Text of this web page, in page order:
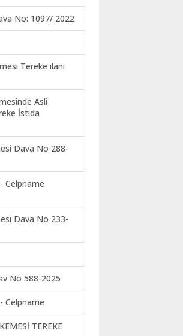
No: 1097/ 2022
Tereke ilanı
Asli
İstida
Dava No 288-
Celpname
Dava No 233-
No 588-2025
Celpname
TEREKE